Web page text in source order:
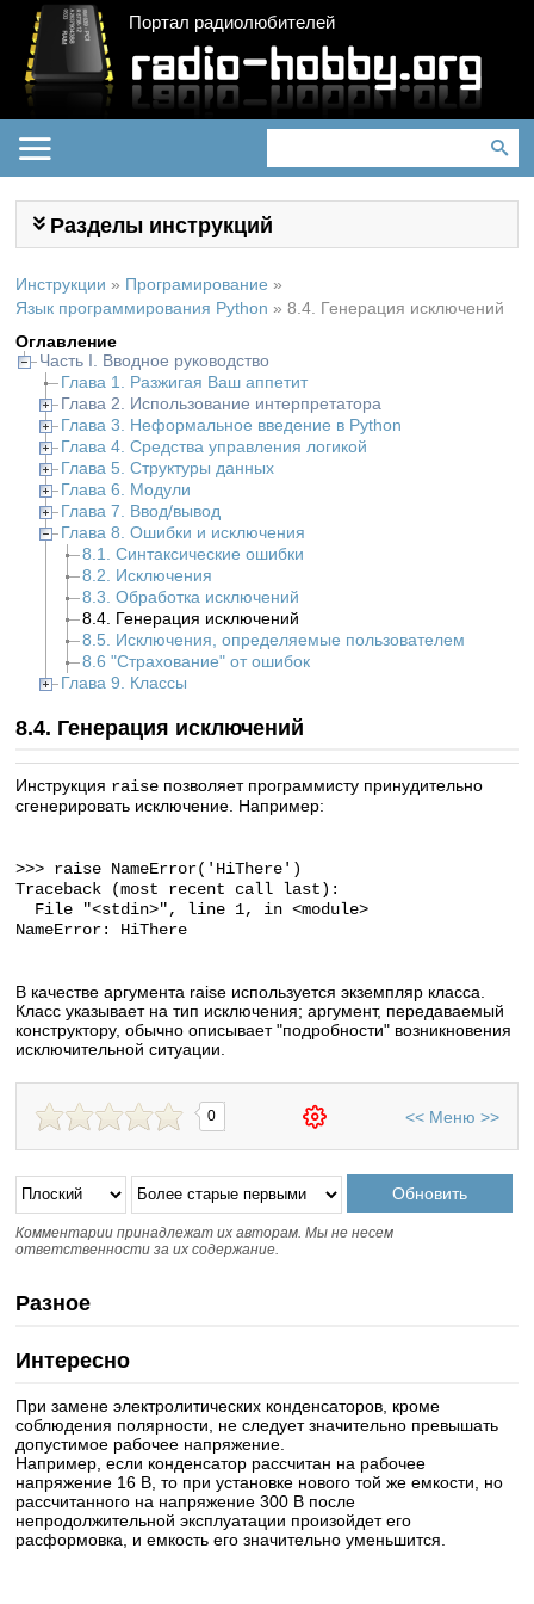
Портал радиолюбителей
Разделы инструкций
Инструкции » Програмирование »
Язык программирования Python » 8.4. Генерация исключений
Оглавление
Часть I. Вводное руководство
Глава 1. Разжигая Ваш аппетит
Глава 2. Использование интерпретатора
Глава 3. Неформальное введение в Python
Глава 4. Средства управления логикой
Глава 5. Структуры данных
Глава 6. Модули
Глава 7. Ввод/вывод
Глава 8. Ошибки и исключения
8.1. Синтаксические ошибки
8.2. Исключения
8.3. Обработка исключений
8.4. Генерация исключений
8.5. Исключения, определяемые пользователем
8.6 "Страхование" от ошибок
Глава 9. Классы
8.4. Генерация исключений
Инструкция raise позволяет программисту принудительно
сгенерировать исключение. Например:
>>> raise NameError('HiThere')
Traceback (most recent call last):
File "<stdin>", line 1, in <module>
NameError: HiThere
В качестве аргумента raise используется экземпляр класса.
Класс указывает на тип исключения; аргумент, передаваемый
конструктору, обычно описывает "подробности" возникновения
исключительной ситуации.
0 << Меню >>
Комментарии принадлежат их авторам. Мы не несем
ответственности за их содержание.
Разное
Интересно
При замене электролитических конденсаторов, кроме
соблюдения полярности, не следует значительно превышать
допустимое рабочее напряжение.
Например, если конденсатор рассчитан на рабочее
напряжение 16 В, то при установке нового той же емкости, но
рассчитанного на напряжение 300 В после
непродолжительной эксплуатации произойдет его
расформовка, и емкость его значительно уменьшится.